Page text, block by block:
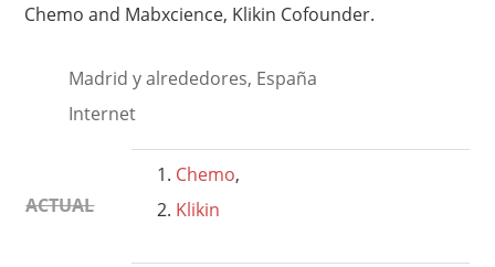
Chemo and Mabxcience, Klikin Cofounder.
Madrid y alrededores, España
Internet
ACTUAL
Chemo,
Klikin